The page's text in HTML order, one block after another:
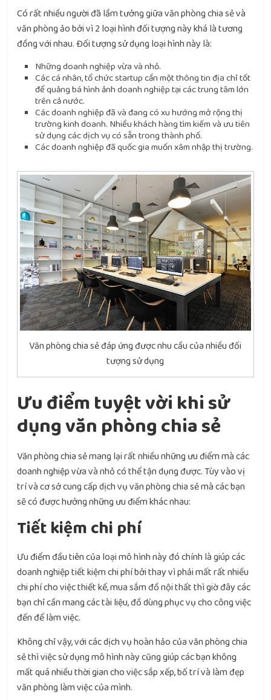
Có rất nhiều người đã lầm tưởng giữa văn phòng chia sẻ và
văn phòng ảo bởi vì 2 loại hình đối tượng này khá là tương
đồng với nhau. Đối tượng sử dụng loại hình này là:
Những doanh nghiệp vừa và nhỏ.
Các cá nhân, tổ chức startup cần một thông tin địa chỉ tốt
để quảng bá hình ảnh doanh nghiệp tại các trung tâm lớn
trên cả nước.
Các doanh nghiệp đã và đang có xu hướng mở rộng thị
trường kinh doanh. Nhiều khách hàng tìm kiếm và ưu tiên
sử dụng các dịch vụ có sẵn trong thành phố.
Các doanh nghiệp đã quốc gia muốn xâm nhập thị trường.
Văn phòng chia sẻ đáp ứng được nhu cầu của nhiều đối
tượng sử dụng
Ưu điểm tuyệt vời khi sử
dụng văn phòng chia sẻ
Văn phòng chia sẻ mang lại rất nhiều những ưu điểm mà các
doanh nghiệp vừa và nhỏ có thể tận dụng được. Tùy vào vị
trí và cơ sở cung cấp dịch vụ văn phòng chia sẻ mà các bạn
sẽ có được hưởng những ưu điểm khác nhau:
Tiết kiệm chi phí
Ưu điểm đầu tiên của loại mô hình này đó chính là giúp các
doanh nghiệp tiết kiệm chi phí bởi thay vì phải mất rất nhiều
chi phí cho việc thiết kế, mua sắm đồ nội thất thì giờ đây các
bạn chỉ cần mang các tài liệu, đồ dùng phục vụ cho công việc
đến để làm việc.
Không chỉ vậy, với các dịch vụ hoàn hảo của văn phòng chia
sẻ thì việc sử dụng mô hình này cũng giúp các bạn không
mất quá nhiều thời gian cho việc sắp xếp, bố trí và làm đẹp
văn phòng làm việc của mình.